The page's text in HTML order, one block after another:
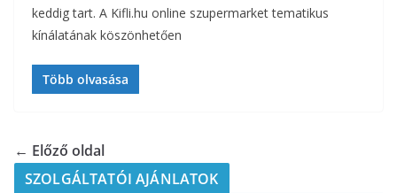
keddig tart. A Kifli.hu online szupermarket tematikus
kínálatának köszönhetően
Több olvasása
← Előző oldal
SZOLGÁLTATÓI AJÁNLATOK